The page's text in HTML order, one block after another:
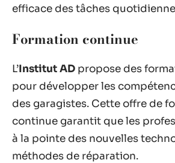
efficace des tâches
Formation continue
L’Institut AD propose des
pour développer les
des garagistes. Cette offre de
continue garantit que les
à la pointe des nouvelles
méthodes de réparation.